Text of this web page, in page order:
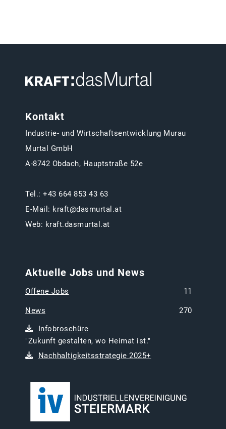
Kontakt
Industrie- und Wirtschaftsentwicklung Murau
Murtal GmbH
A-8742 Obdach, Hauptstraße 52e
Tel.: +43 664 853 43 63
E-Mail: kraft@dasmurtal.at
Web: kraft.dasmurtal.at
Aktuelle Jobs und News
Offene Jobs 11
News
270
Infobroschüre
"Zukunft gestalten, wo Heimat ist."
Nachhaltigkeitsstrategie 2025+